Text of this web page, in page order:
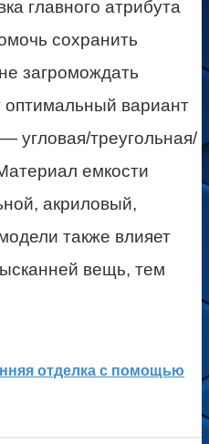
главного атрибута
сохранить
загромождать
оптимальный вариант
угловая/треугольная/
емкости
акриловый,
также влияет
вещь, тем
отделка с помощью